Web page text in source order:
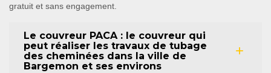
gratuit et sans engagement.
Le couvreur PACA : le couvreur qui
peut réaliser les travaux de tubage
des cheminées dans la ville de
Bargemon et ses environs